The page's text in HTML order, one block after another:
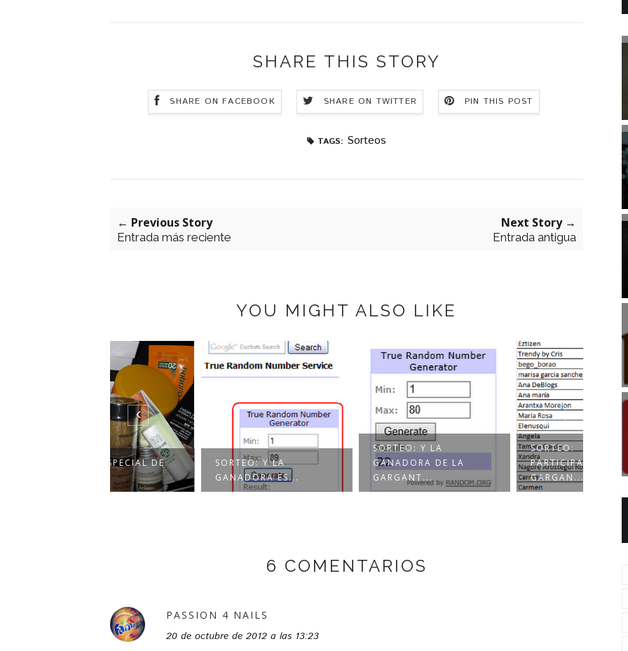
SHARE THIS STORY
SHARE ON FACEBOOK SHARE ON TWITTER PIN THIS POST
TAGS: Sorteos
← Previous Story
Entrada más reciente
Next Story →
Entrada antigua
YOU MIGHT ALSO LIKE
SORTEO: Y LA
GANADORA ES...
SORTEO: Y LA
GANADORA DE LA
GARGANT...
PARTICIPANTES SORTEO
GARGAN...
6 COMENTARIOS
PASSION 4 NAILS
20 de octubre de 2012 a las 13:23